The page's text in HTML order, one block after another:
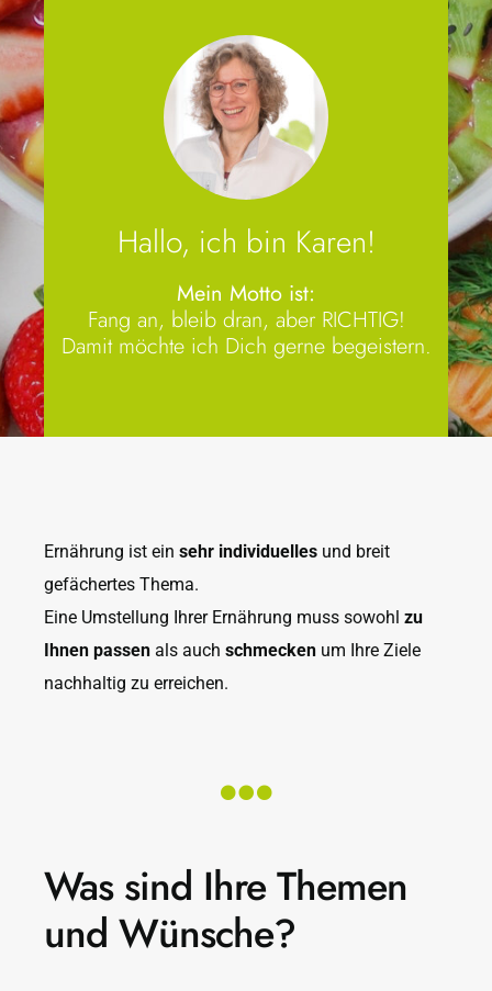
Ernährungsberatung
Aktuelles und Kurse
Über mich
Hallo, ich bin Karen!
Mein Motto ist:
Fang an, bleib dran, aber RICHTIG!
Damit möchte ich Dich gerne begeistern.
Ernährung ist ein sehr individuellesund breit
gefächertes Thema.
Eine Umstellung Ihrer Ernährung muss sowohl zu
Ihnen passenals auch schmeckenum Ihre Ziele
nachhaltig zu erreichen.
Was sind Ihre Themen
und Wünsche?